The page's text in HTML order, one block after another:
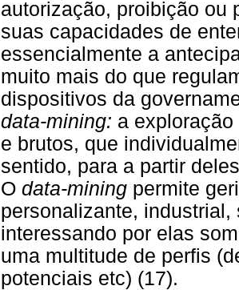
autorização, proibição ou
suas capacidades de
essencialmente a
muito mais do que
dispositivos da
data-mining: a
e brutos, que
sentido, para a partir
O data-mining permite
personalizante,
interessando por elas
uma multitude de perfis
potenciais etc) (17).